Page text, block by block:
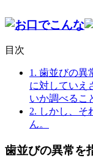
目次
1. 歯並びの異
に対していえ
いか調べるこ
2. しかし、そ
ん。
歯並びの異常を